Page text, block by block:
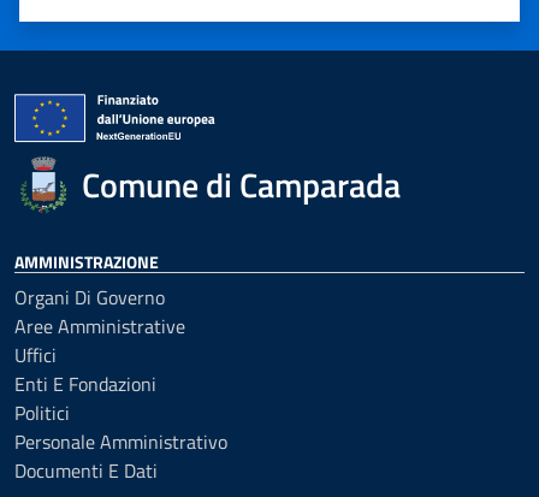
Valuta 5 stelle su 5
Valuta 4 stelle su 5
Valuta 3 stelle su 5
Valuta 2 stelle su 5
Valuta 1 stelle su 5
Comune di Camparada
AMMINISTRAZIONE
Organi Di Governo
Aree Amministrative
Uffici
Enti E Fondazioni
Politici
Personale Amministrativo
Documenti E Dati